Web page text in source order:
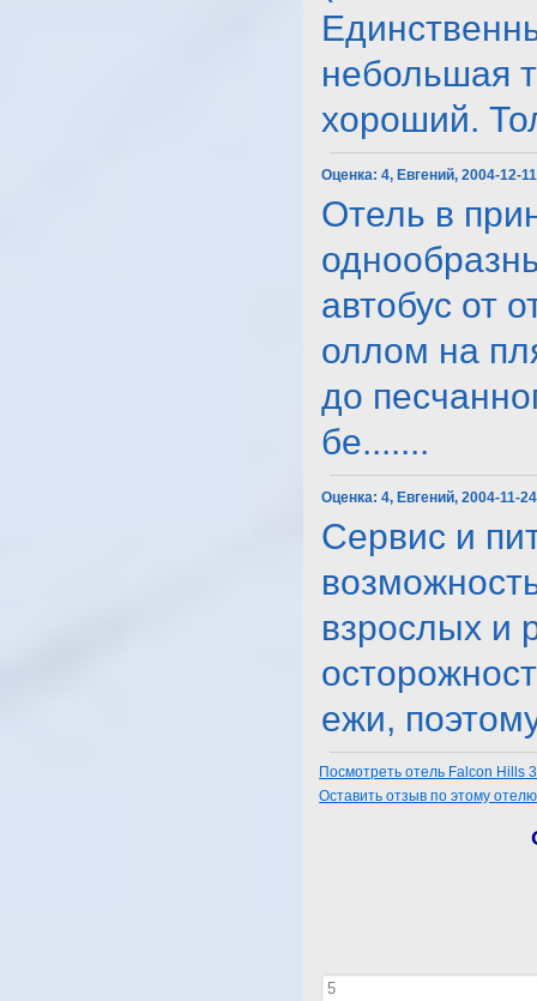
небольшая
хороший.
Оценка:4, Евгений, 2004-12-11
Отель в
автобус от
оллом на
до
бе.......
Оценка:4, Евгений, 2004-11-24
Сервис и
взрослых и
ежи,
Посмотреть отель Falcon Hills
Оставить отзыв по этому отелю